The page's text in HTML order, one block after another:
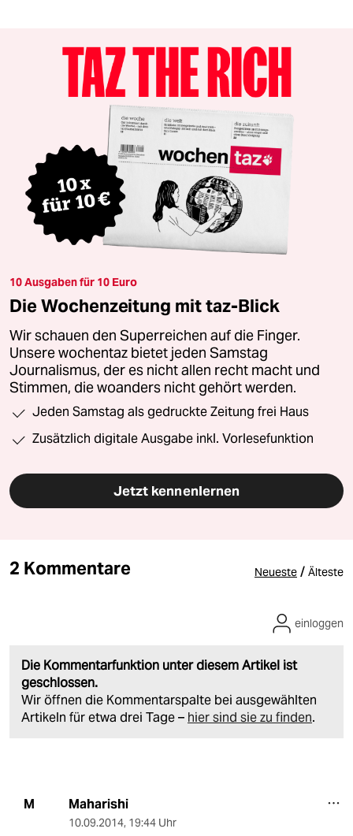
10 Ausgaben für 10 Euro
Die Wochenzeitung mit taz-Blick
Wir schauen den Superreichen auf die Finger.
Unsere wochentaz bietet jeden Samstag
Journalismus, der es nicht allen recht macht und
Stimmen, die woanders nicht gehört werden.
Jeden Samstag als gedruckte Zeitung frei Haus
Zusätzlich digitale Ausgabe inkl. Vorlesefunktion
Jetzt kennenlernen
2 Kommentare Neueste / Älteste
Die Kommentarfunktion unter diesem Artikel ist
geschlossen.
Wir öffnen die Kommentarspalte bei ausgewählten
Artikeln für etwa drei Tage – hier sind sie zu finden.
einloggen
M Maharishi
10.09.2014, 19:44 Uhr